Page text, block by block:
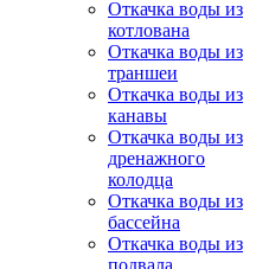
Откачка воды из
котлована
Откачка воды из
траншеи
Откачка воды из
канавы
Откачка воды из
дренажного
колодца
Откачка воды из
бассейна
Откачка воды из
подвала